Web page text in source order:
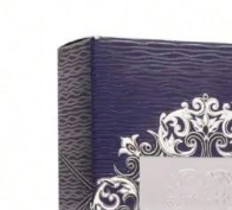
pribili e altri articoli specificati
O. Fare riferimento
zione fisica del prodotto;
deterioramento.